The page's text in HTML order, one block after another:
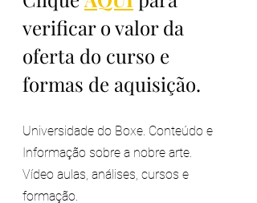
verificar o valor da
oferta do curso e
formas de aquisição.
Universidade do Boxe. Conteúdo e
Informação sobre a nobre arte.
Vídeo aulas, análises, cursos e
formação.